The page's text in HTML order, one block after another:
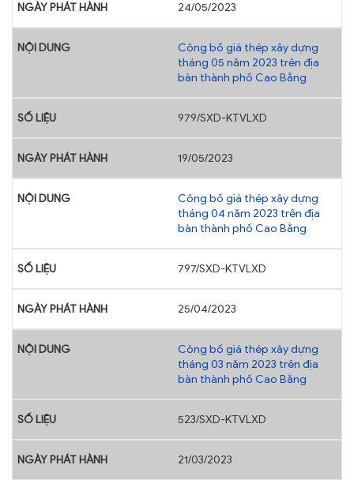
24/05/2023
Công bố giá thép xây dựng
tháng 05 năm 2023 trên địa
bàn thành phố Cao Bằng
979/SXD-KTVLXD
19/05/2023
Công bố giá thép xây dựng
tháng 04 năm 2023 trên địa
bàn thành phố Cao Bằng
797/SXD-KTVLXD
25/04/2023
Công bố giá thép xây dựng
tháng 03 năm 2023 trên địa
bàn thành phố Cao Bằng
523/SXD-KTVLXD
21/03/2023